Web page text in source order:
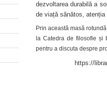
dezvoltarea durabilă a
de viață sănătos,
Prin această masă
la Catedra de filosofie și
pentru a discuta despre
https://